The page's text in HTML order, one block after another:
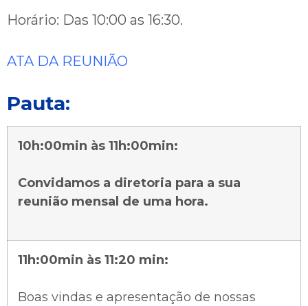
Horário: Das 10:00 as 16:30.
ATA DA REUNIÃO
Pauta:
10h:00min às 11h:00min:
Convidamos a diretoria para a sua
reunião mensal de uma hora.
11h:00min às 11:20 min:
Boas vindas e apresentação de nossas